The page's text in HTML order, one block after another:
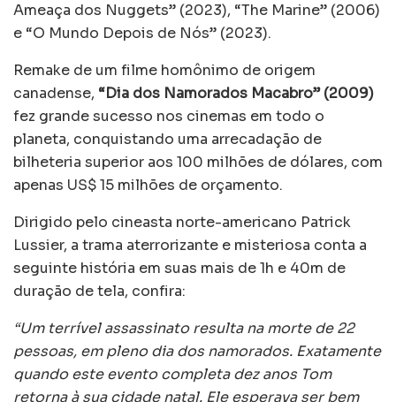
Ameaça dos Nuggets” (2023), “The Marine” (2006)
e “O Mundo Depois de Nós” (2023).
Remake de um filme homônimo de origem
canadense, “Dia dos Namorados Macabro” (2009)
fez grande sucesso nos cinemas em todo o
planeta, conquistando uma arrecadação de
bilheteria superior aos 100 milhões de dólares, com
apenas US$ 15 milhões de orçamento.
Dirigido pelo cineasta norte-americano Patrick
Lussier, a trama aterrorizante e misteriosa conta a
seguinte história em suas mais de 1h e 40m de
duração de tela, confira:
“Um terrível assassinato resulta na morte de 22
pessoas, em pleno dia dos namorados. Exatamente
quando este evento completa dez anos Tom
retorna à sua cidade natal. Ele esperava ser bem